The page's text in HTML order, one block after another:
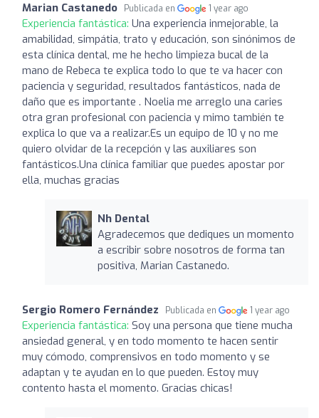
Marian Castanedo Publicada en 1 year ago
Experiencia fantástica: Una experiencia inmejorable, la
amabilidad, simpátia, trato y educación, son sinónimos de
esta clínica dental, me he hecho limpieza bucal de la
mano de Rebeca te explica todo lo que te va hacer con
paciencia y seguridad, resultados fantásticos, nada de
daño que es importante . Noelia me arreglo una caries
otra gran profesional con paciencia y mimo también te
explica lo que va a realizar.Es un equipo de 10 y no me
quiero olvidar de la recepción y las auxiliares son
fantásticos.Una clínica familiar que puedes apostar por
ella, muchas gracias
Nh Dental
Agradecemos que dediques un momento
a escribir sobre nosotros de forma tan
positiva, Marian Castanedo.
Sergio Romero Fernández Publicada en 1 year ago
Experiencia fantástica: Soy una persona que tiene mucha
ansiedad general, y en todo momento te hacen sentir
muy cómodo, comprensivos en todo momento y se
adaptan y te ayudan en lo que pueden. Estoy muy
contento hasta el momento. Gracias chicas!